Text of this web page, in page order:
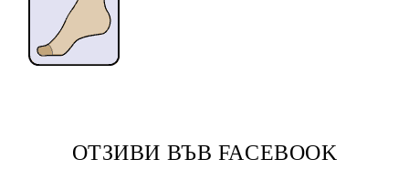
ОТЗИВИ ВЪВ FACEBOOK